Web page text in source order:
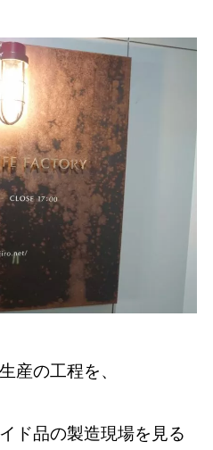
産の工程を、
ド品の製造現場を見る